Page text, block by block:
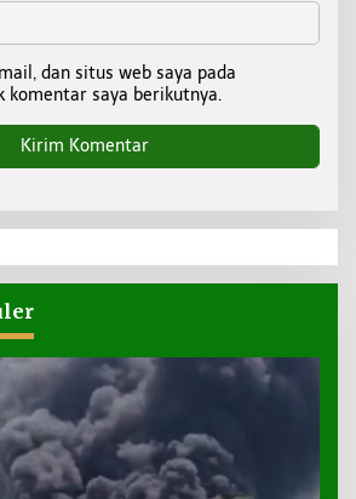
dan situs web saya pada
komentar saya berikutnya.